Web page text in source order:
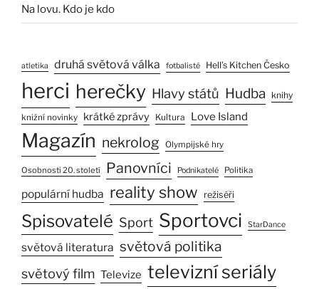
Na lovu. Kdo je kdo
atletika druhá světová válka fotbalisté Hell’s Kitchen Česko
herci herečky Hlavy států Hudba knihy
knižní novinky krátké zprávy Kultura Love Island
Magazín nekrolog Olympijské hry
Osobnosti 20. století Panovníci Podnikatelé Politika
populární hudba reality show režiséři
Spisovatelé Sport Sportovci StarDance
světová literatura světová politika
světový film Televize televizní seriály